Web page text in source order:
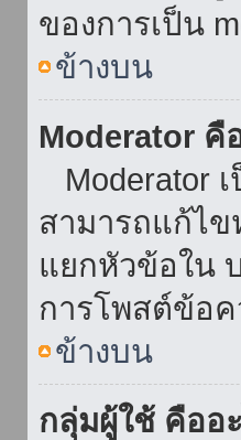
ของการเป็น
ข้างบน
Moderator คื
Moderator
สามารถแก้ไ
แยกหัวข้อใน
การโพสต์ข้อ
ข้างบน
กลุ่มผู้ใช้ คืออ